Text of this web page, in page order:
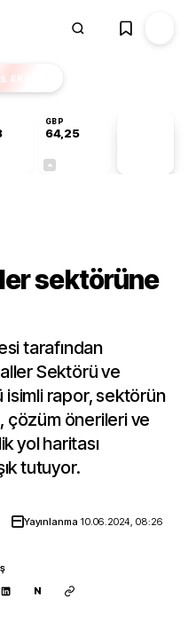
EKSTRA
GBP
64,25
sektörüne
tarafından
Sektörü ve
isimli rapor, sektörün
çözüm önerileri ve
yol haritası
tutuyor.
Yayınlanma 10.06.2024, 08:26
N